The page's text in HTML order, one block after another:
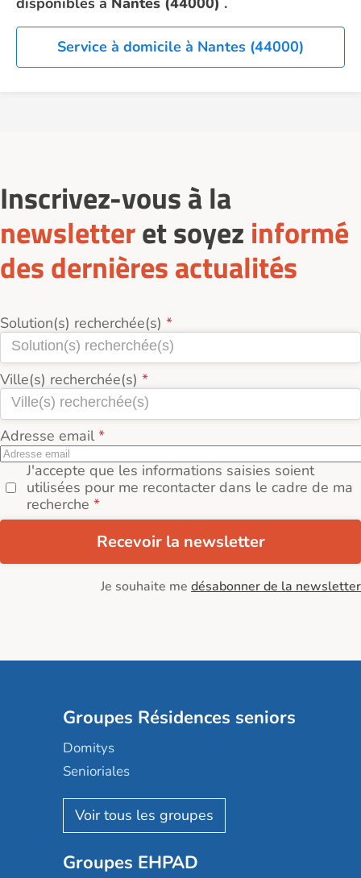
Service à domicile à Nantes (44000)
Inscrivez-vous à la
newsletteret soyez informé
des dernières actualités
Solution(s) recherchée(s)
Ville(s) recherchée(s)
Adresse email
J'accepte que les informations saisies soient
utilisées pour me recontacter dans le cadre de ma
recherche
Recevoir la newsletter
Je souhaite me désabonner de la newsletter
Groupes Résidences seniors
Domitys
Senioriales
Nohée
Les Résidentiels
Mobicap
Groupes EHPAD